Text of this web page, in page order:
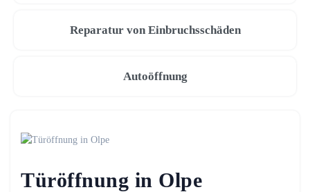
Reparatur von Einbruchsschäden
Autoöffnung
Türöffnung in Olpe